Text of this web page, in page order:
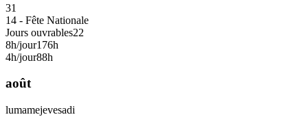
31
14 - Fête Nationale
Jours ouvrables22
8h/jour176h
4h/jour88h
août
lumamejevesadi